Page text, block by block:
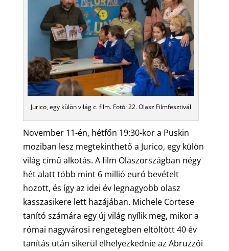
Jurico, egy külön világ c. film. Fotó: 22. Olasz Filmfesztivál
November 11-én, hétfőn 19:30-kor a Puskin
moziban lesz megtekinthető a Jurico, egy külön
világ című alkotás. A film Olaszországban négy
hét alatt több mint 6 millió euró bevételt
hozott, és így az idei év legnagyobb olasz
kasszasikere lett hazájában. Michele Cortese
tanító számára egy új világ nyílik meg, mikor a
római nagyvárosi rengetegben eltöltött 40 év
tanítás után sikerül elhelyezkednie az Abruzzói